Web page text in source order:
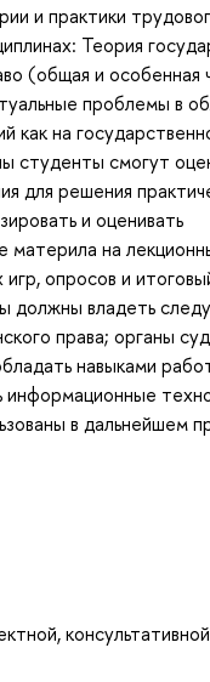
и практики
Теория
(общая и особенная
проблемы в
как на
студенты смогут
для решения
и оценивать
материла на
опросов и
должны владеть
права; органы
навыками
информационные
в дальнейшем
консультативной